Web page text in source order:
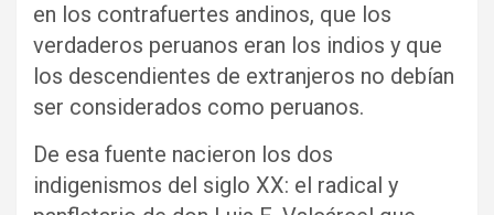
en los contrafuertes andinos, que los
verdaderos peruanos eran los indios y que
los descendientes de extranjeros no debían
ser considerados como peruanos.
De esa fuente nacieron los dos
indigenismos del siglo XX: el radical y